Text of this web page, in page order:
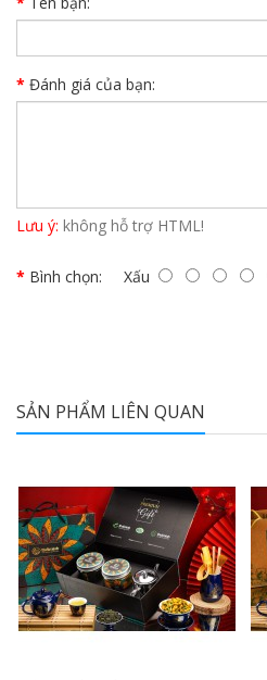
Đánh giá của bạn:
Lưu ý: không hỗ trợ HTML!
Bình chọn: Xấu
SẢN PHẨM LIÊN QUAN